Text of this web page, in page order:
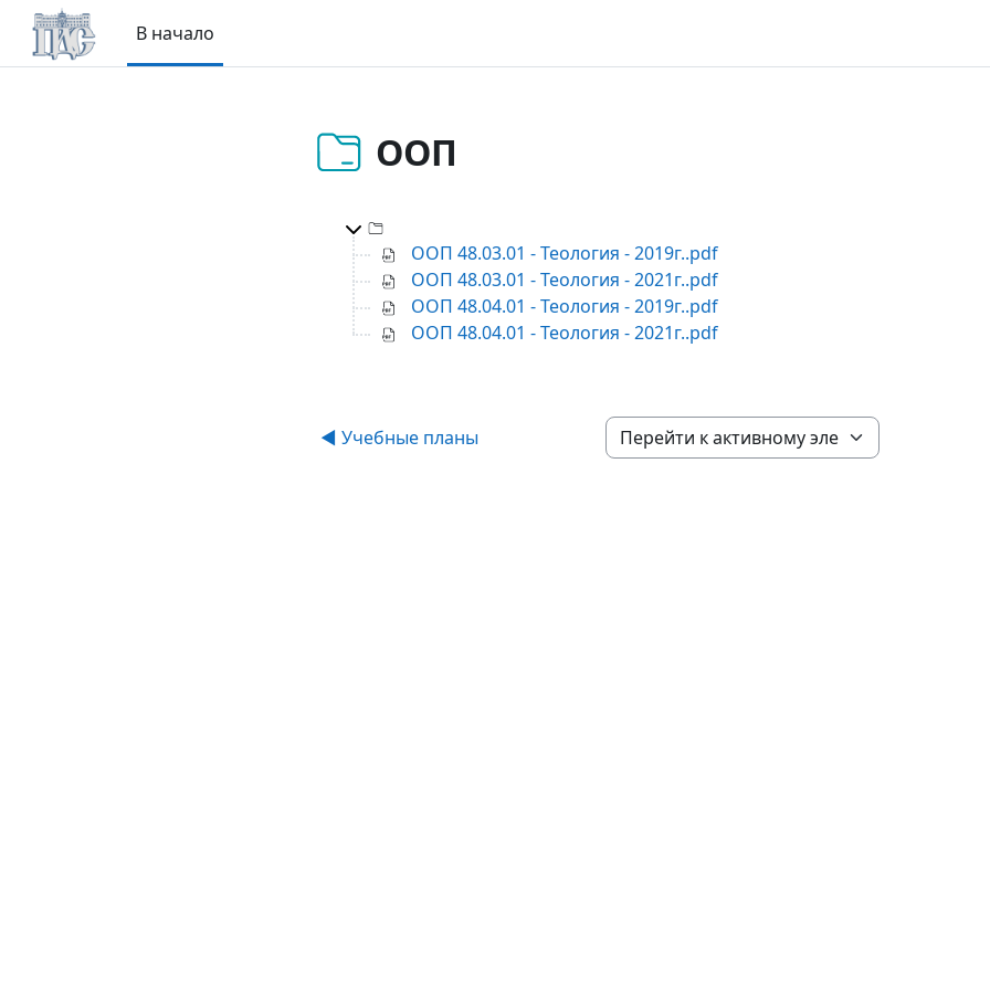
Перейти к основному содержанию
В начало
ООП
ООП 48.03.01 - Теология - 2019г..pdf
ООП 48.03.01 - Теология - 2021г..pdf
ООП 48.04.01 - Теология - 2019г..pdf
ООП 48.04.01 - Теология - 2021г..pdf
◀︎ Учебные планы Перейти к активному элементу